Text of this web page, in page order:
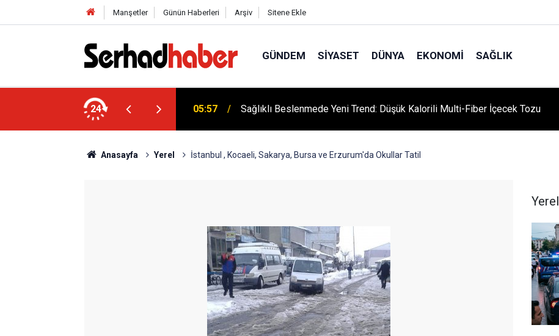
Manşetler Günün Haberleri Arşiv Sitene Ekle
GÜNDEM SIYASET DÜNYA EKONOMI SAĞLIK
24
Akımına Nebevî Uyarı: "Sünnetsiz
05:57 Sağlıklı Beslenmede Yeni Trend: Düşük Kalorili Multi-Fiber İçecek Tozu
Anasayfa Yerel İstanbul , Kocaeli, Sakarya, Bursa ve Erzurum'da Okullar Tatil
Yerel